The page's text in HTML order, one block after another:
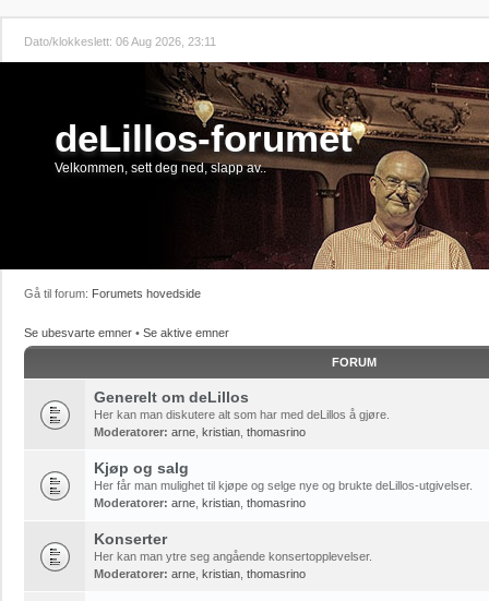
Dato/klokkeslett: 06 Aug 2026, 23:11
deLillos-forumet
Velkommen, sett deg ned, slapp av..
Gå til forum: Forumets hovedside
Se ubesvarte emner • Se aktive emner
FORUM
Generelt om deLillos
Her kan man diskutere alt som har med deLillos å gjøre.
Moderatorer: arne kristian thomasrino
Kjøp og salg
Her får man mulighet til kjøpe og selge nye og brukte deLillos-utgivelser.
Moderatorer: arne kristian thomasrino
Konserter
Her kan man ytre seg angående konsertopplevelser.
Moderatorer: arne kristian thomasrino